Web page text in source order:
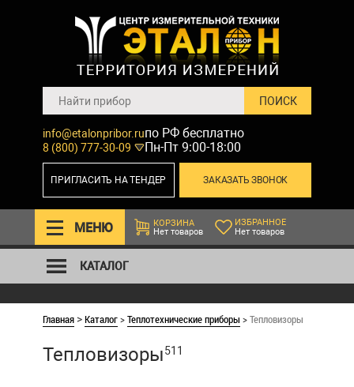
info@etalonpribor.ru
8 (800) 777-30-09
по РФ бесплатно
Пн-Пт 9:00-18:00
ЗАКАЗАТЬ ЗВОНОК
ПРИГЛАСИТЬ НА ТЕНДЕР
МЕНЮ
КОРЗИНА
Нет товаров
ИЗБРАННОЕ
Нет товаров
КАТАЛОГ
Главная >Каталог>Теплотехнические приборы >Тепловизоры
Тепловизоры511